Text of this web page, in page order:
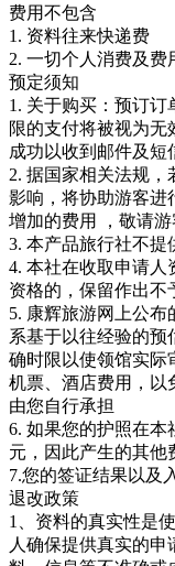
费用不包含
1. 资料往来快递费
2. 一切个人消费及费
预定须知
1. 关于购买：预订
限的支付将被视为
成功以收到邮件及短
2. 据国家相关法规
影响，将协助游客进
增加的费用 ，敬请游
3. 本产品旅行社不提
4. 本社在收取申请
资格的，保留作出不
5. 康辉旅游网上公
系基于以往经验的预
确时限以使领馆实际
机票、酒店费用，以
由您自行承担
6. 如果您的护照在本
元，因此产生的其他
7.您的签证结果以及
退改政策
1、资料的真实性是
人确保提供真实的